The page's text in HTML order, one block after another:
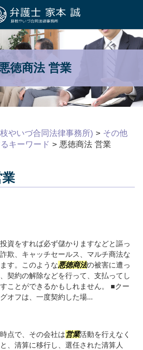
徳商法 営業
やいづ合同法律事務所) > その他
キーワード > 悪徳商法 営業
資をすれば必ず儲かりますなどと謳っ
欺、キャッチセールス、マルチ商法な
す。このような悪徳商法の被害に遭っ
契約の解除などを行って、支払ってし
ことができるかもしれません。 ■クー
オフは、一度契約した場...
点で、その会社は営業活動を行えなく
、清算に移行し、選任された清算人